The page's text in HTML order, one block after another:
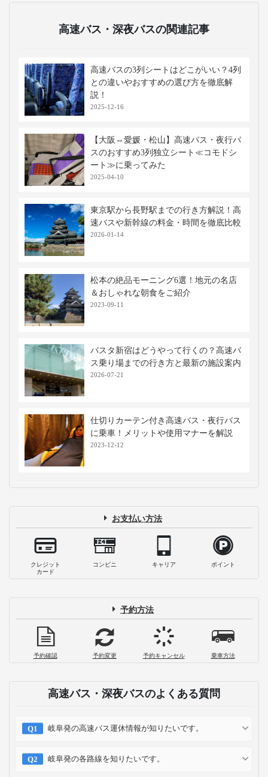
高速バス・深夜バスの関連記事
高速バスの3列シートはどこがいい？4列
との違いやおすすめの選び方を徹底解
説！
2025-12-16
【大阪⇔愛媛・松山】高速バス・夜行バ
スのおすすめ3列独立シート≪コモドシ
ート≫に乗ってみた
2025-04-10
東京駅から長野駅までの行き方解説！高
速バスや新幹線の料金・時間を徹底比較
2026-01-14
松本の絶品モーニング6選！地元の名店
＆おしゃれな朝食をご紹介
2023-09-11
バスタ新宿はどうやって行くの？高速バ
ス乗り場までの行き方と最新の施設案内
2026-07-21
仕切りカーテン付き高速バス・夜行バス
に乗車！メリットや使用マナーを解説
2023-12-12
お支払い方法
クレジット
カード
コンビニ キャリア ポイント
予約方法
予約確認 予約変更 予約キャンセル 乗車方法
高速バス・深夜バスのよくある質問
岐阜発の高速バス運休情報が知りたいです。
岐阜発の各路線を知りたいです。